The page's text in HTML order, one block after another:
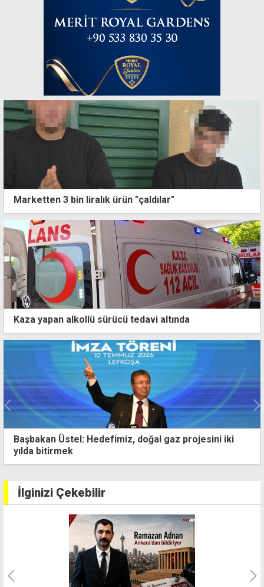
Marketten 3 bin liralık ürün "çaldılar"
Kaza yapan alkollü sürücü tedavi altında
Guterres'in temasları sırasında Lefkoşa'da çifte
eylem
İlginizi Çekebilir